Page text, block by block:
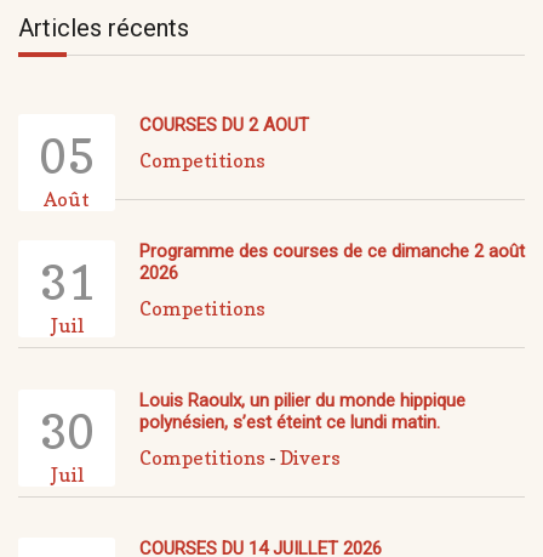
Articles récents
05
Août
COURSES DU 2 AOUT
Competitions
31
Juil
Programme des courses de ce dimanche 2 août
2026
Competitions
30
Juil
Louis Raoulx, un pilier du monde hippique
polynésien, s’est éteint ce lundi matin.
Competitions - Divers
COURSES DU 14 JUILLET 2026